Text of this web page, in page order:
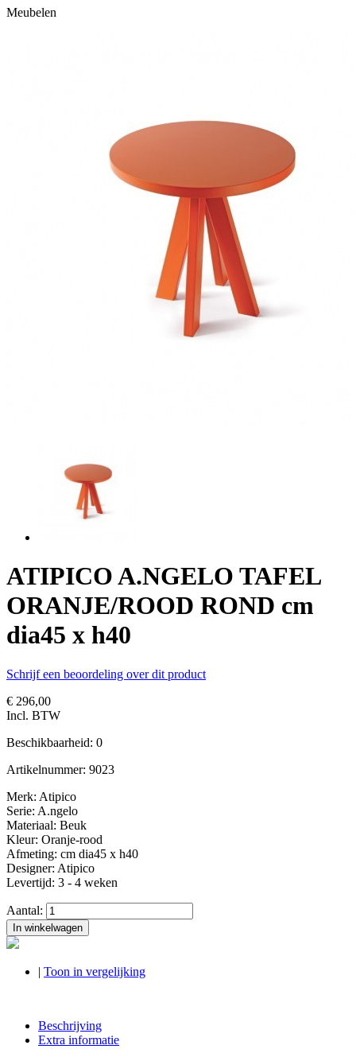
Meubelen
ATIPICO A.NGELO TAFEL
ORANJE/ROOD ROND cm
dia45 x h40
Schrijf een beoordeling over dit product
€ 296,00
Incl. BTW
Beschikbaarheid: 0
Artikelnummer: 9023
Merk: Atipico
Serie: A.ngelo
Materiaal: Beuk
Kleur: Oranje-rood
Afmeting: cm dia45 x h40
Designer: Atipico
Levertijd: 3 - 4 weken
Aantal:
In winkelwagen
| Toon in vergelijking
Beschrijving
Extra informatie